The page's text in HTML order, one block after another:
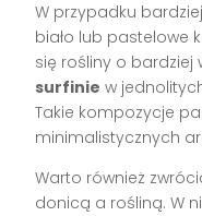
W przypadku
biało lub pastelowe
się rośliny o bardziej
surfinie w
Takie kompozycje
minimalistycznych
Warto również
donicą a rośliną. W